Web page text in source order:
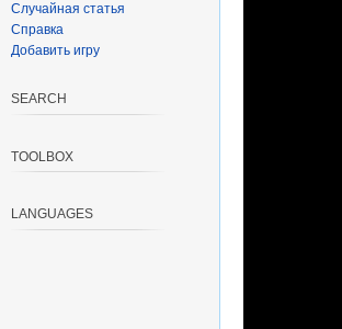
Случайная статья
Справка
Добавить игру
SEARCH
TOOLBOX
LANGUAGES